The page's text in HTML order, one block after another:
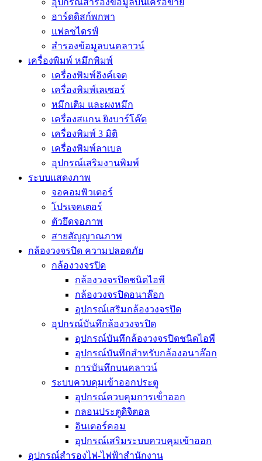
ฮาร์ดดิสก์พกพา
แฟลซไดรฟ์
สำรองข้อมูลบนคลาวน์
เครื่องพิมพ์ หมึกพิมพ์
เครื่องพิมพ์อิงค์เจต
เครื่องพิมพ์เลเซอร์
หมึกเติม และผงหมึก
เครื่องสแกน ยิงบาร์โค๊ด
เครื่องพิมพ์ 3 มิติ
เครื่องพิมพ์ลาเบล
อุปกรณ์เสริมงานพิมพ์
ระบบแสดงภาพ
จอคอมพิวเตอร์
โปรเจคเตอร์
ตัวยึดจอภาพ
สายสัญญาณภาพ
กล้องวงจรปิด ความปลอดภัย
กล้องวงจรปิด
กล้องวงจรปิดชนิดไอพี
กล้องวงจรปิดอนาล๊อก
อุปกรณ์เสริมกล้องวงจรปิด
อุปกรณ์บันทึกล้องวงจรปิด
อุปกรณ์บันทึกล้องวงจรปิดชนิดไอพี
อุปกรณ์บันทึกสำหรับกล้องอนาล๊อก
การบันทึกบนคลาวน์
ระบบควบคุมเข้าออกประตู
อุปกรณ์ควบคุมการเข้่าออก
กลอนประตูดิจิตอล
อินเตอร์คอม
อุปกรณ์เสริมระบบควบคุมเข้าออก
อุปกรณ์สำรองไฟ-ไฟฟ้าสำนักงาน